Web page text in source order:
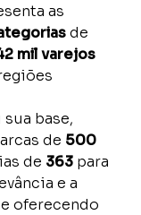
as
de
mil varejos
base,
de 500
de 363 para
e a
oferecendo